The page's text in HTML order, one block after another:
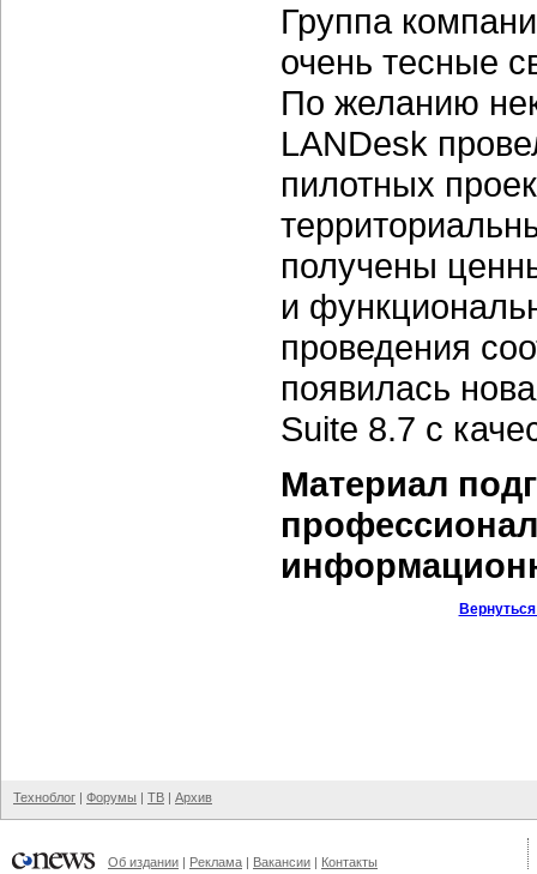
Группа
очень тесные
По желанию
LANDesk
пилотных
получены
и
проведения
появилась
Suite 8.7 с
Материал
Техноблог | Форумы | ТВ | Архив
Об издании | Реклама | Вакансии | Контакты